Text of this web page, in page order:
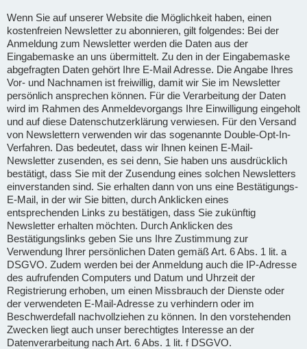
Wenn Sie auf unserer Website die Möglichkeit haben, einen
kostenfreien Newsletter zu abonnieren, gilt folgendes: Bei der
Anmeldung zum Newsletter werden die Daten aus der
Eingabemaske an uns übermittelt. Zu den in der Eingabemaske
abgefragten Daten gehört Ihre E-Mail Adresse. Die Angabe Ihres
Vor- und Nachnamen ist freiwillig, damit wir Sie im Newsletter
persönlich ansprechen können. Für die Verarbeitung der Daten
wird im Rahmen des Anmeldevorgangs Ihre Einwilligung eingeholt
und auf diese Datenschutzerklärung verwiesen. Für den Versand
von Newslettern verwenden wir das sogenannte Double-Opt-In-
Verfahren. Das bedeutet, dass wir Ihnen keinen E-Mail-
Newsletter zusenden, es sei denn, Sie haben uns ausdrücklich
bestätigt, dass Sie mit der Zusendung eines solchen Newsletters
einverstanden sind. Sie erhalten dann von uns eine Bestätigungs-
E-Mail, in der wir Sie bitten, durch Anklicken eines
entsprechenden Links zu bestätigen, dass Sie zukünftig
Newsletter erhalten möchten. Durch Anklicken des
Bestätigungslinks geben Sie uns Ihre Zustimmung zur
Verwendung Ihrer persönlichen Daten gemäß Art. 6 Abs. 1 lit. a
DSGVO. Zudem werden bei der Anmeldung auch die IP-Adresse
des aufrufenden Computers und Datum und Uhrzeit der
Registrierung erhoben, um einen Missbrauch der Dienste oder
der verwendeten E-Mail-Adresse zu verhindern oder im
Beschwerdefall nachvollziehen zu können. In den vorstehenden
Zwecken liegt auch unser berechtigtes Interesse an der
Datenverarbeitung nach Art. 6 Abs. 1 lit. f DSGVO.